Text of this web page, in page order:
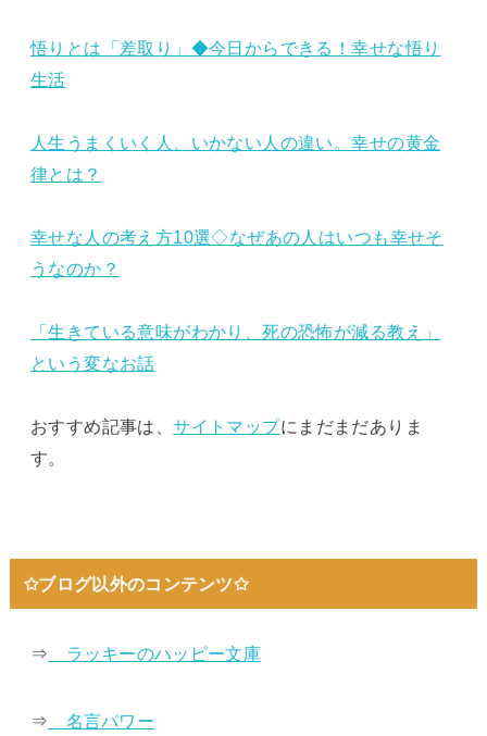
悟りとは「差取り」◆今日からできる！幸せな悟り
生活
人生うまくいく人、いかない人の違い。幸せの黄金
律とは？
幸せな人の考え方10選◇なぜあの人はいつも幸せそ
うなのか？
「生きている意味がわかり、死の恐怖が減る教え」
という変なお話
おすすめ記事は、サイトマップにまだまだありま
す。
✩ブログ以外のコンテンツ✩
⇒ ラッキーのハッピー文庫
⇒ 名言パワー